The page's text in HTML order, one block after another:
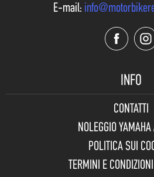
E-mail:
INFO
CONTATTI
NOLEGGIO YAMAHA
POLITICA SUI
TERMINI E